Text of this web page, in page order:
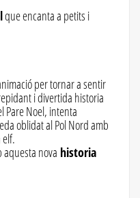
que encanta a petits i
per tornar a sentir
i divertida historia
Pare Noel, intenta
oblidat al Pol Nord amb
elf.
aquesta nova historia